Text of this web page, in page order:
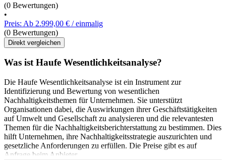
(0 Bewertungen)
•
Preis: Ab 2.999,00 € / einmalig
(0 Bewertungen)
Direkt vergleichen
Was ist Haufe Wesentlichkeitsanalyse?
Die Haufe Wesentlichkeitsanalyse ist ein Instrument zur
Identifizierung und Bewertung von wesentlichen
Nachhaltigkeitsthemen für Unternehmen. Sie unterstützt
Organisationen dabei, die Auswirkungen ihrer Geschäftstätigkeiten
auf Umwelt und Gesellschaft zu analysieren und die relevantesten
Themen für die Nachhaltigkeitsberichterstattung zu bestimmen. Dies
hilft Unternehmen, ihre Nachhaltigkeitsstrategie auszurichten und
gesetzliche Anforderungen zu erfüllen. Die Preise gibt es auf
Anfrage beim Anbieter.